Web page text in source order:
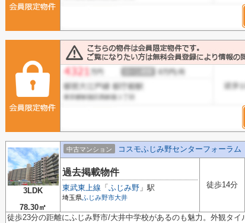
3LDK
78.30㎡
中古マンション コスモふじみ野センターフォーラム
過去掲載物件
東武東上線 「 ふじみ野 」駅
埼玉県ふじみ野市大井
徒歩14分
徒歩23分の距離にふじみ野市/大井中学校があるのも魅力。外観タ